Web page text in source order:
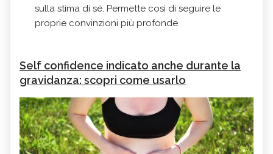
sulla stima di sé. Permette così di seguire le
proprie convinzioni più profonde.
Self confidence indicato anche durante la
gravidanza: scopri come usarlo